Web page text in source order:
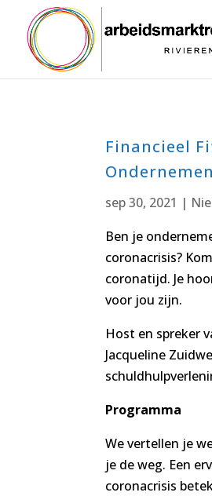
Financieel
sep 30, 2021 |
Ben je
coronacrisis?
coronatijd. Je
voor jou zijn.
Host en spreker
Jacqueline
Programma
We vertellen je
je de weg. Een
coronacrisis